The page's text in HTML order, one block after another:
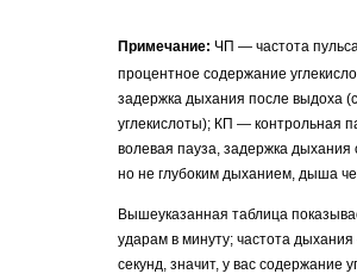
Примечание: ЧП — частота
процентное содержание
задержка дыхания после выдоха
углекислоты); КП — контрольная
волевая пауза, задержка
но не глубоким дыханием, дыша
Вышеуказанная таблица
ударам в минуту; частота
секунд, значит, у вас содержание